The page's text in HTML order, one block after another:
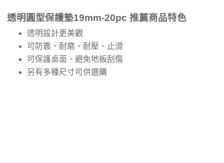
透明圓型保護墊19mm-20pc 推薦商品特色
透明設計更美觀
可防震、耐磨、耐壓、止滑
可保護桌面、避免地板刮傷
另有多種尺寸可供選購